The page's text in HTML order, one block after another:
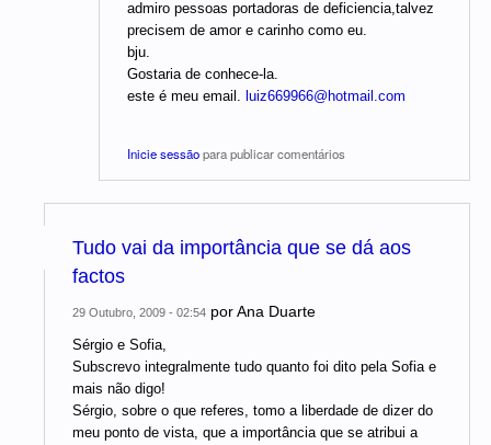
admiro pessoas portadoras de deficiencia,talvez
precisem de amor e carinho como eu.
bju.
Gostaria de conhece-la.
este é meu email. luiz669966@hotmail.com
Inicie sessãopara publicar comentários
Tudo vai da importância que se dá aos
factos
29 Outubro, 2009 - 02:54 porAna Duarte
Sérgio e Sofia,
Subscrevo integralmente tudo quanto foi dito pela Sofia e
mais não digo!
Sérgio, sobre o que referes, tomo a liberdade de dizer do
meu ponto de vista, que a importância que se atribui a